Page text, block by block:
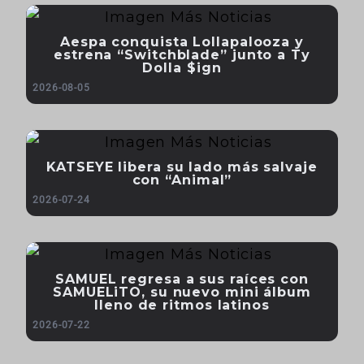
Aespa conquista Lollapalooza y
estrena “Switchblade” junto a Ty
Dolla $ign
2026-08-05
KATSEYE libera su lado más salvaje
con “Animal”
2026-07-24
SAMUEL regresa a sus raíces con
SAMUELiTO, su nuevo mini álbum
lleno de ritmos latinos
2026-07-22